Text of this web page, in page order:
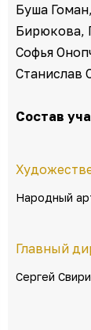
Буша
Бирюкова,
Софья
Станислав
Состав
Народный
Главный
Сергей